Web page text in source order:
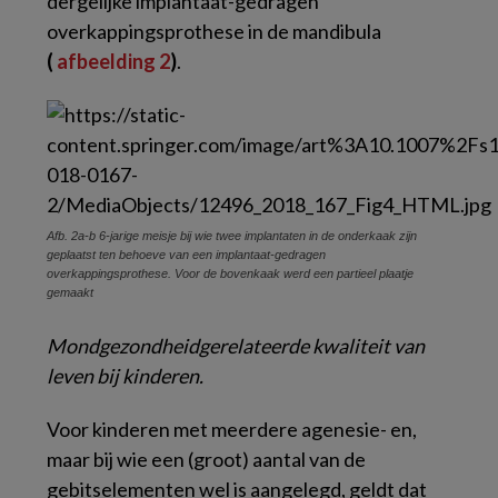
overkappingsprothese in de mandibula
( afbeelding 2).
Afb. 2a-b 6-jarige meisje bij wie twee implantaten in de onderkaak zijn
geplaatst ten behoeve van een implantaat-gedragen
overkappingsprothese. Voor de bovenkaak werd een partieel plaatje
gemaakt
Mondgezondheidgerelateerde kwaliteit van
leven bij kinderen.
Voor kinderen met meerdere agenesie- en,
maar bij wie een (groot) aantal van de
gebitselementen wel is aangelegd, geldt dat